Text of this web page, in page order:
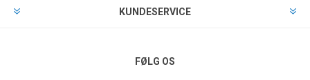
KUNDESERVICE
FØLG OS